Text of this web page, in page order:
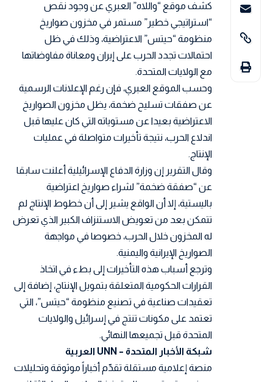
كشف موقع “واللاه” العبري عن وجود نقص
“استراتيجي خطير” مستمر في مخزون صواريخ
منظومة “حيتس” الاعتراضية، وذلك في ظل
احتمالات تجدد الحرب على إيران ومعاناة مفاوضاتها
مع الولايات المتحدة.
وحسب الموقع العبري، فإن رغم الإعلانات الرسمية
عن صفقات تسليح ضخمة، يظل مخزون الصواريخ
الاعتراضية بعيدا عن مستوياته التي كان عليها قبل
اندلاع الحرب، نتيجة تأخيرات متواصلة في عمليات
الإنتاج.
وقال التقرير إن وزارة الدفاع الإسرائيلية أعلنت سابقا
عن “صفقة ضخمة” لشراء صواريخ اعتراضية
باليستية، إلا أن الواقع يشير إلى أن خطوط الإنتاج لم
تتمكن بعد من تعويض الاستنزاف الكبير الذي تعرض
له المخزون خلال الحرب، خصوصا في مواجهة
الصواريخ الإيرانية واليمنية.
وترجع أسباب هذه التأخيرات إلى بطء في اتخاذ
القرارات الحكومية المتعلقة بتمويل الإنتاج، إضافة إلى
تعقيدات صناعية في تصنيع منظومة “حيتس”، التي
تعتمد على مكونات تنتج في إسرائيل والولايات
المتحدة قبل تجميعها النهائي.
شبكة الأخبار المتحدة – UNN العربية
منصة إعلامية مستقلة تقدّم أخباراً موثوقة وتحليلات